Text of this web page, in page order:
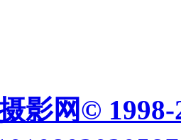
影网© 1998-